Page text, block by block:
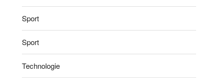
Sport
Sport
Technologie